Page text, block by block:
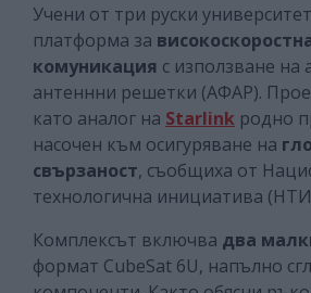
Учени от три руски
платформа за
комуникация с използване на
антеннни решетки (АФАР).
като аналог на Starlink родно
насочен към осигуряване на
свързаност, съобщиха от
технологична инициатива
Комплексът включва два
формат CubeSat 6U, напълно